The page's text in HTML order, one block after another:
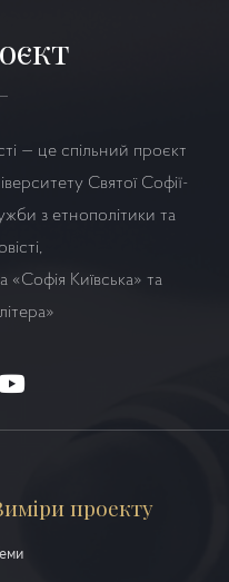
— це спільний проєкт
Святої Софії-
з етнополітики та
«Софія Київська» та
проекту